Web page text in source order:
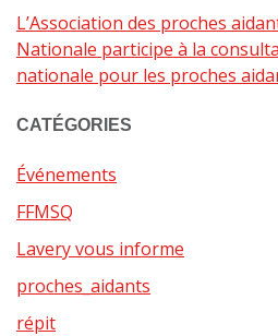
L’Association des proches
Nationale participe à la
nationale pour les proches
CATÉGORIES
Événements
FFMSQ
Lavery vous informe
proches_aidants
répit